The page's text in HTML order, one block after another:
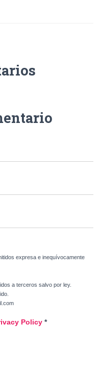
expresa e inequívocamente
a terceros salvo por ley.
Policy *